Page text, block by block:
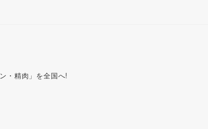
・精肉」を全国へ!